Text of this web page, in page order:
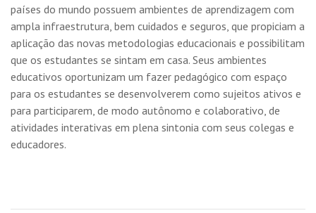
países do mundo possuem ambientes de aprendizagem com
ampla infraestrutura, bem cuidados e seguros, que propiciam a
aplicação das novas metodologias educacionais e possibilitam
que os estudantes se sintam em casa. Seus ambientes
educativos oportunizam um fazer pedagógico com espaço
para os estudantes se desenvolverem como sujeitos ativos e
para participarem, de modo autônomo e colaborativo, de
atividades interativas em plena sintonia com seus colegas e
educadores.